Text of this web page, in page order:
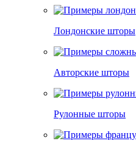
Лондонские шторы
Авторские шторы
Рулонные шторы